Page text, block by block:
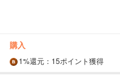
購入
1%還元 ：15ポイント獲得